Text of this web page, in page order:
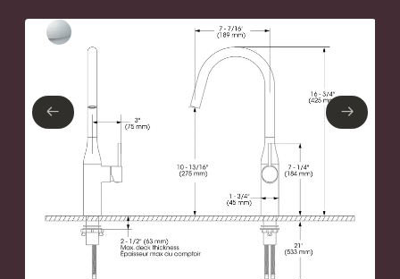
Type de finition
← →